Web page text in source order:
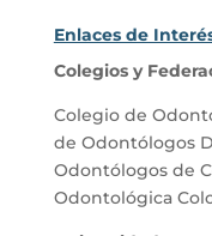
Enlaces de
Colegios y
Colegio de
de Odontólogos
Odontólogos de
Odontológica